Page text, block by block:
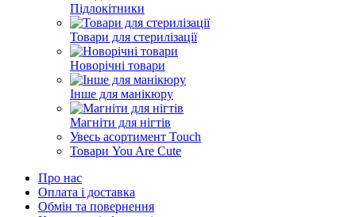
Підлокітники
Товари для стерилізації
Новорічні товари
Інше для манікюру
Магніти для нігтів
Увесь асортимент Touch
Товари You Are Cute
Про нас
Оплата і доставка
Обмін та повернення